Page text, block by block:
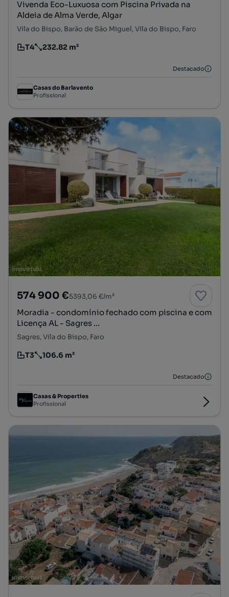
Vivenda Eco-Luxuosa com Piscina Privada na
Aldeia de Alma Verde, Algar
Vila do Bispo, Barão de São Miguel, Vila do Bispo, Faro
Tipologia
T4
Preço por metro quadrado
232.82 m²
Destacado
Casas do Barlavento
Profissional
574 900 €5393,06 €/m²
Moradia - condomínio fechado com piscina e com
Licença AL - Sagres ...
Sagres, Vila do Bispo, Faro
Tipologia
T3
Preço por metro quadrado
106.6 m²
Destacado
Casas & Properties
Profissional